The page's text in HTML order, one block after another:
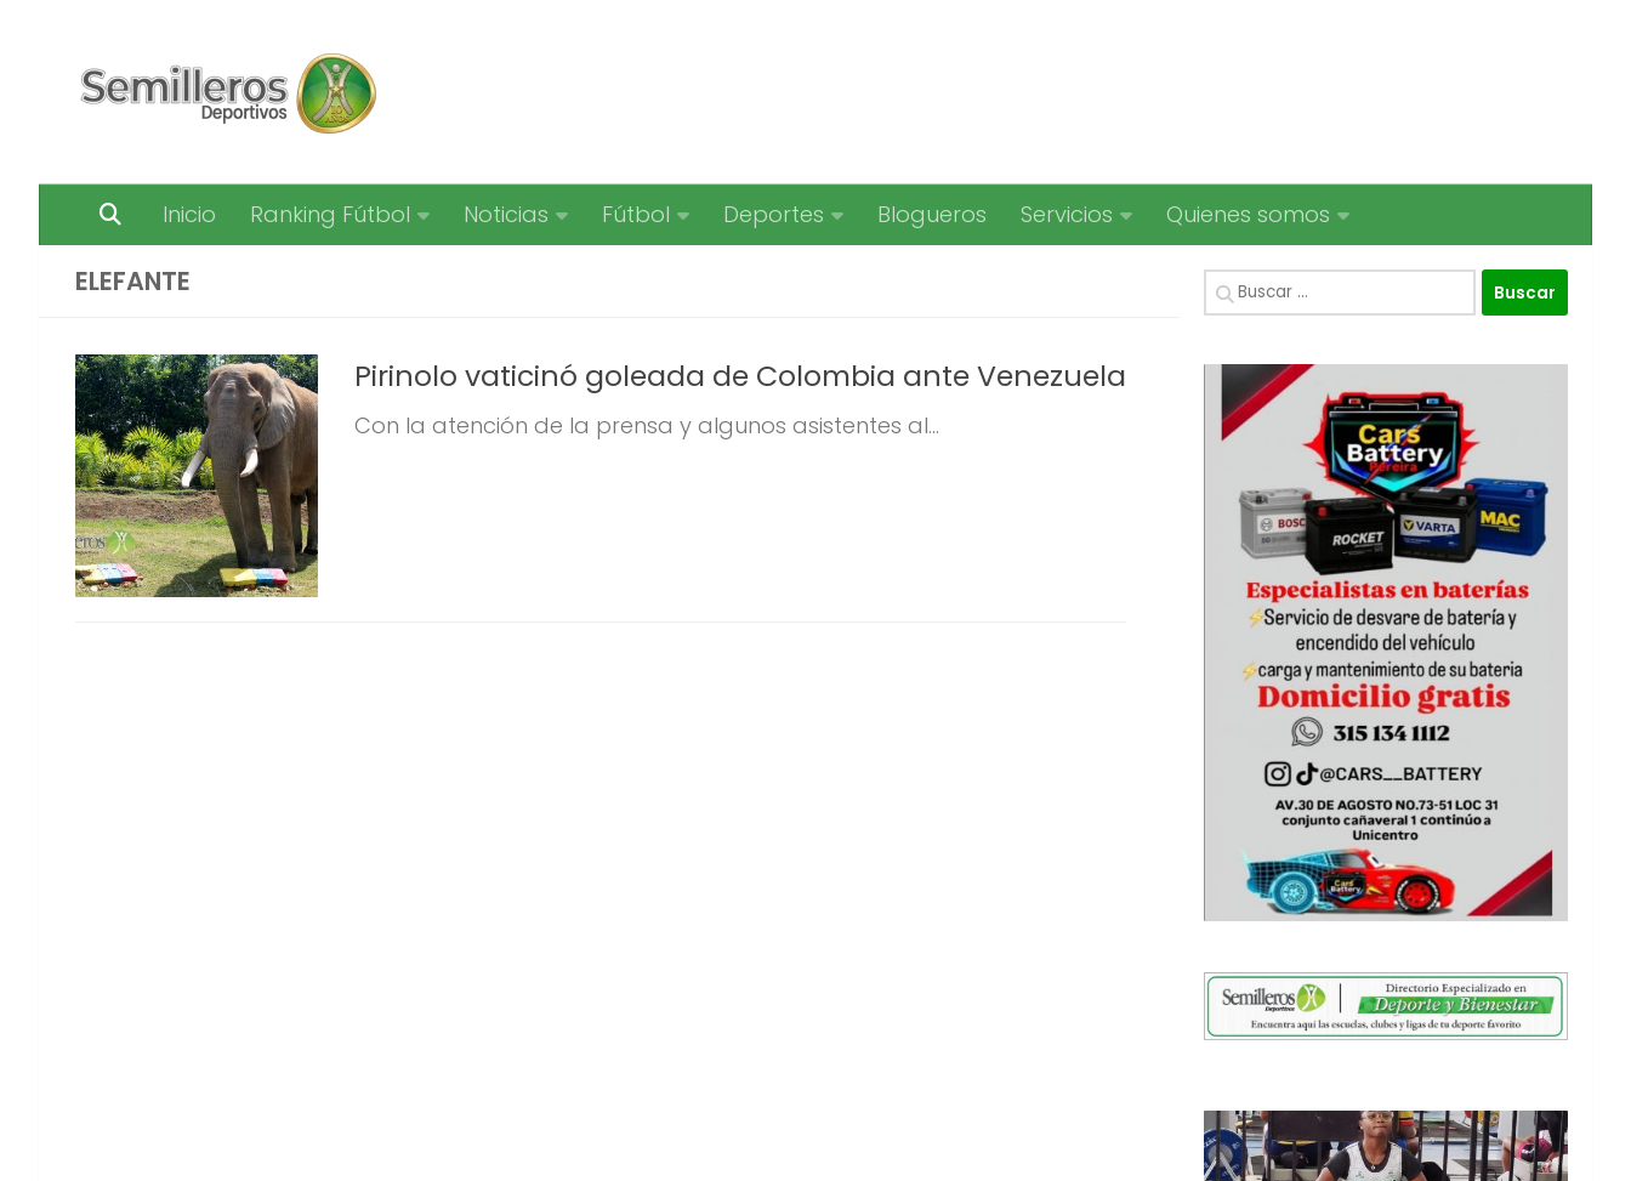
Inicio Ranking Fútbol Noticias Fútbol Deportes Blogueros Servicios Quienes somos
ELEFANTE
Pirinolo vaticinó goleada de Colombia ante Venezuela
Con la atención de la prensa y algunos asistentes al...
Buscar: